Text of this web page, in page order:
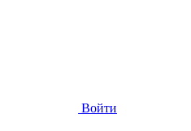
Войти